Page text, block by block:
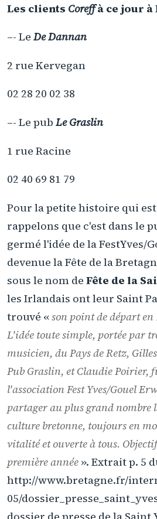
Les clients Coreffà ce jour à
–- Le De Dannan
2 rue Kervegan
02 28 20 02 38
–- Le pub Le Graslin
1 rue Racine
02 40 69 81 79
Pour la petite histoire qui
rappelons que c'est dans le
germé l'idée de la FestYves/
devenue la Fête de la
sous le nom de Fête de la
les Irlandais ont leur Saint
trouvé «son point de départ en
L'idée toute simple, portée par
musicien, du Pays de Retz,
Pub Graslin, et Claudie Poirier,
l'association Fest Yves/Gouel
partager au plus grand nombre
culture bretonne, toujours en
vitalité et ouverte à tous.
première année ». Extrait p. 5
http://www.bretagne.fr/
05/